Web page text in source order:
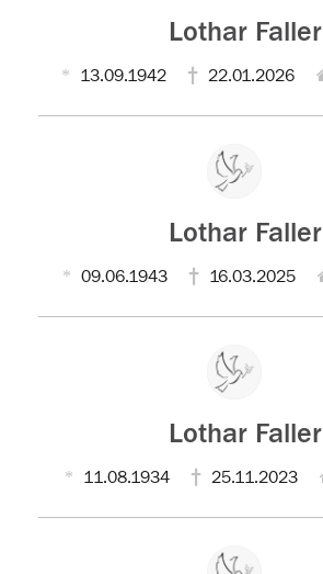
Lothar Faller
13.09.1942 22.01.2026
Lothar Faller
09.06.1943 16.03.2025
Lothar Faller
11.08.1934 25.11.2023